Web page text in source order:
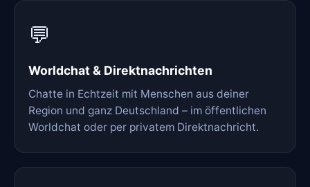
💬
Worldchat & Direktnachrichten
Chatte in Echtzeit mit Menschen aus deiner
Region und ganz Deutschland – im öffentlichen
Worldchat oder per privatem Direktnachricht.